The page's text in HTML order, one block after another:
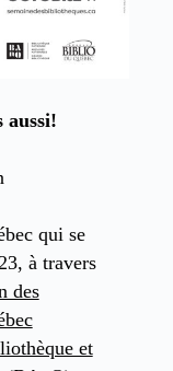
aussi!
qui se
à travers
des
et